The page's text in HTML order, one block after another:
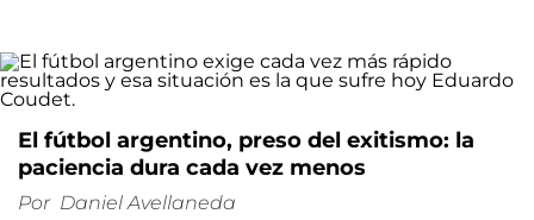
El fútbol argentino, preso del exitismo: la
paciencia dura cada vez menos
Por Daniel Avellaneda